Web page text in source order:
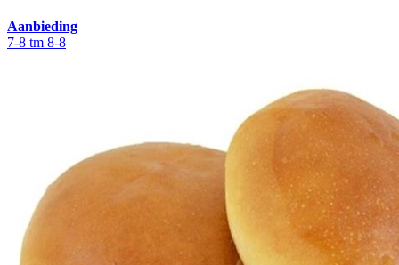
Aanbieding
7-8 tm 8-8